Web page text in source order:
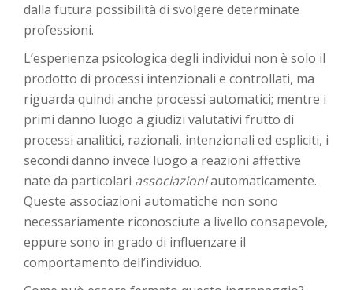
dalla futura possibilità di svolgere determinate
professioni.
L’esperienza psicologica degli individui non è solo il
prodotto di processi intenzionali e controllati, ma
riguarda quindi anche processi automatici; mentre i
primi danno luogo a giudizi valutativi frutto di
processi analitici, razionali, intenzionali ed espliciti, i
secondi danno invece luogo a reazioni affettive
nate da particolari associazioniautomaticamente.
Queste associazioni automatiche non sono
necessariamente riconosciute a livello consapevole,
eppure sono in grado di influenzare il
comportamento dell’individuo.